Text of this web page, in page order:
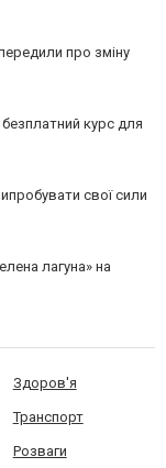
про зміну
курс для
свої сили
лагуна» на
Здоров'я
Транспорт
Розваги